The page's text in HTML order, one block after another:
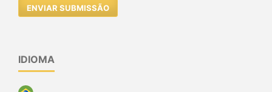
ENVIAR SUBMISSÃO
IDIOMA